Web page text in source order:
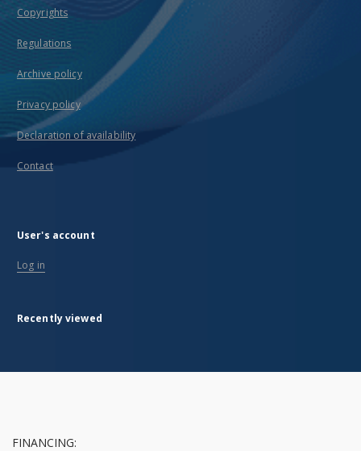
Copyrights
Regulations
Archive policy
Privacy policy
Declaration of availability
Contact
User's account
Log in
Recently viewed
FINANCING: